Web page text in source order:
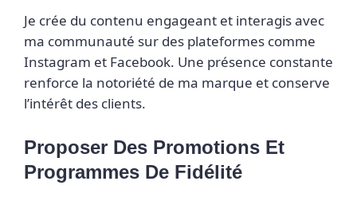
Je crée du contenu engageant et interagis avec
ma communauté sur des plateformes comme
Instagram et Facebook. Une présence constante
renforce la notoriété de ma marque et conserve
l’intérêt des clients.
Proposer Des Promotions Et
Programmes De Fidélité